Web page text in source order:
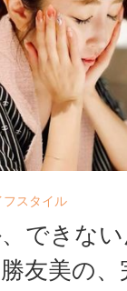
フスタイル
、できな
友美の、